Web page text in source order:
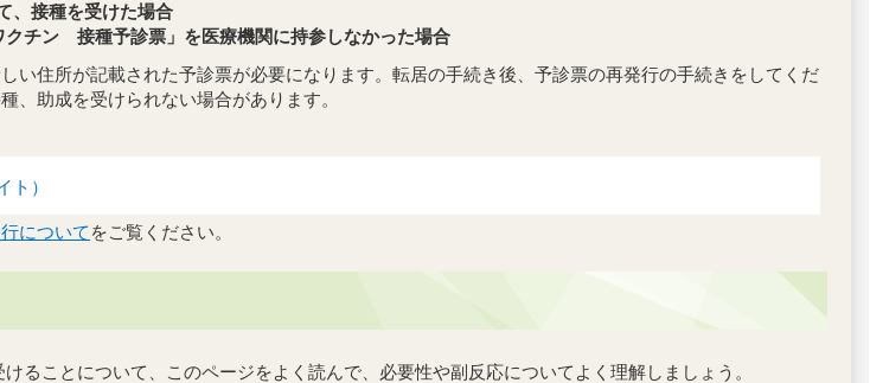
、接種を受けた場合
クチン 接種予診票」を医療機関に持参しなかった場合
い住所が記載された予診票が必要になります。転居の手続き後、予診票の再発行の手続きをしてくだ
、助成を受けられない場合があります。
ト）
について をご覧ください。
ることについて、このページをよく読んで、必要性や副反応についてよく理解しましょう。